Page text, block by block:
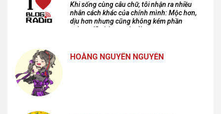
Khi sống cùng câu chữ, tôi nhận ra nhiều
nhân cách khác của chính mình: Mộc hơn,
dịu hơn nhưng cũng không kém phần
cuồng dã và hoang hoải...
HOÀNG NGUYÊN NGUYỄN